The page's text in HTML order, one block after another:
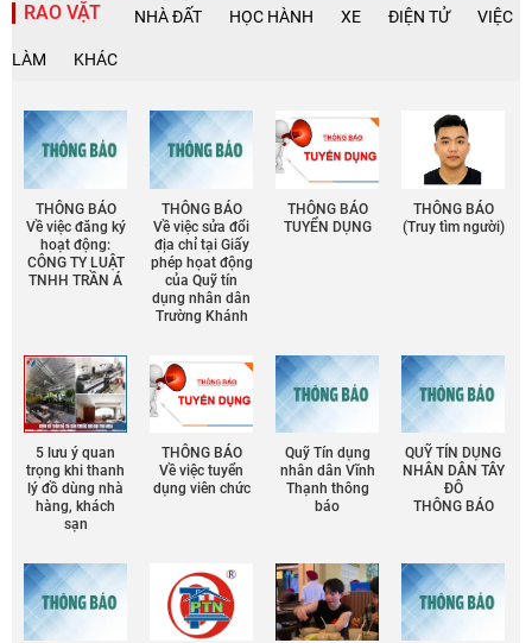
RAO VẶT NHÀ ĐẤT HỌC HÀNH XE ĐIỆN TỬ VIỆC
LÀM KHÁC
THÔNG BÁO
Về việc đăng ký
hoạt động:
CÔNG TY LUẬT
TNHH TRẦN Á
THÔNG BÁO
Về việc sửa đổi
địa chỉ tại Giấy
phép họat động
của Quỹ tín
dụng nhân dân
Trường Khánh
THÔNG BÁO
TUYỂN DỤNG
THÔNG BÁO
(Truy tìm người)
5 lưu ý quan
trọng khi thanh
lý đồ dùng nhà
hàng, khách
sạn
THÔNG BÁO
Về việc tuyển
dụng viên chức
Quỹ Tín dụng
nhân dân Vĩnh
Thạnh thông
báo
QUỸ TÍN DỤNG
NHÂN DÂN TÂY
ĐÔ
THÔNG BÁO